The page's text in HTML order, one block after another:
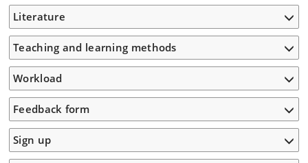
Literature
Teaching and learning methods
Workload
Feedback form
Sign up